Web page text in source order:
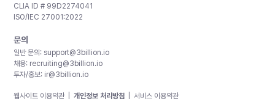
CLIA ID # 99D2274041
ISO/IEC 27001:2022
문의
일반 문의: support@3billion.io
채용: recruiting@3billion.io
투자/홍보: ir@3billion.io
웹사이트 이용약관 개인정보 처리방침 서비스 이용약관